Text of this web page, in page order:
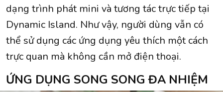
dạng trình phát mini và tương tác trực tiếp tại
Dynamic Island. Như vậy, người dùng vẫn có
thể sử dụng các ứng dụng yêu thích một cách
trực quan mà không cần mở điện thoại.
ỨNG DỤNG SONG SONG ĐA NHIỆM